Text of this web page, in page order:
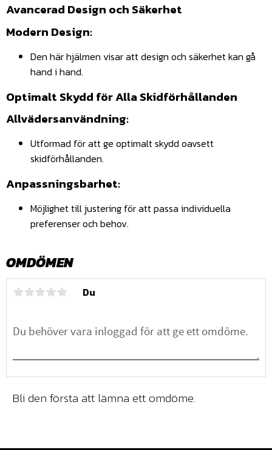
Avancerad Design och Säkerhet
Modern Design:
Den här hjälmen visar att design och säkerhet kan gå
hand i hand.
Optimalt Skydd för Alla Skidförhållanden
Allvädersanvändning:
Utformad för att ge optimalt skydd oavsett
skidförhållanden.
Anpassningsbarhet:
Möjlighet till justering för att passa individuella
preferenser och behov.
OMDÖMEN
Du
Bli den första att lämna ett omdöme.